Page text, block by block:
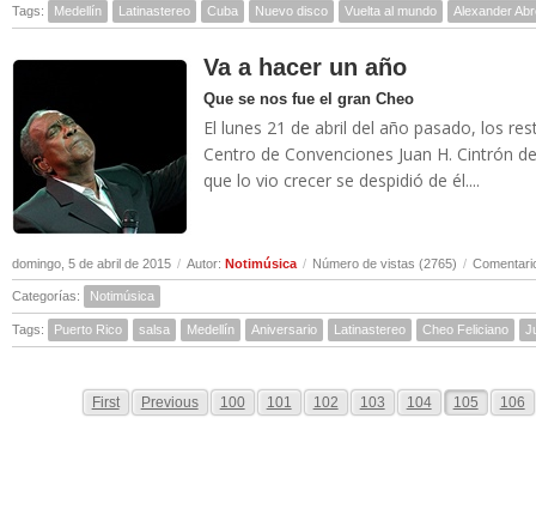
Tags: Medellín Latinastereo Cuba Nuevo disco Vuelta al mundo Alexander
Va a hacer un año
Que se nos fue el gran Cheo
El lunes 21 de abril del año pasado, los
Centro de Convenciones Juan H. Cintrón
que lo vio crecer se despidió de él....
domingo, 5 de abril de 2015 / Autor: Notimúsica / Número de vistas (2765) /
Categorías: Notimúsica
Tags: Puerto Rico salsa Medellín Aniversario Latinastereo Cheo Feliciano
First Previous 100 101 102 103 104 105 106